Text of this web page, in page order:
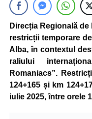
Direcția Regională
restricții temporare
Alba, în contextul
raliului
Romaniacs”.
124+165 și km
iulie 2025, între orele